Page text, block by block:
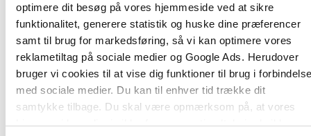
optimere dit besøg på vores hjemmeside ved at sikre
funktionalitet, generere statistik og huske dine præferencer
samt til brug for markedsføring, så vi kan optimere vores
reklametiltag på sociale medier og Google Ads. Herudover
bruger vi cookies til at vise dig funktioner til brug i
med sociale medier. Du kan til enhver tid trække dit
samtykke tilbage. Du skal være opmærksom på, at vores
hjemmeside muligvis ikke fungerer optimalt, hvis du ikke
Psykologi – forstå dig selv og videnskabengiver
et overblik over den nyeste psykologiske viden
formidlet i et tilgængeligt sprog. Den nye psykologi
byder på perspektiver, der udfordrer vante
forståelser, og bogen præsenterer forskning, der
udvider vores forståelse af mennesket. Psykologi
handler om at forstå, hvordan mennesker tænker,
føler og handler. Bogen behandler emner som